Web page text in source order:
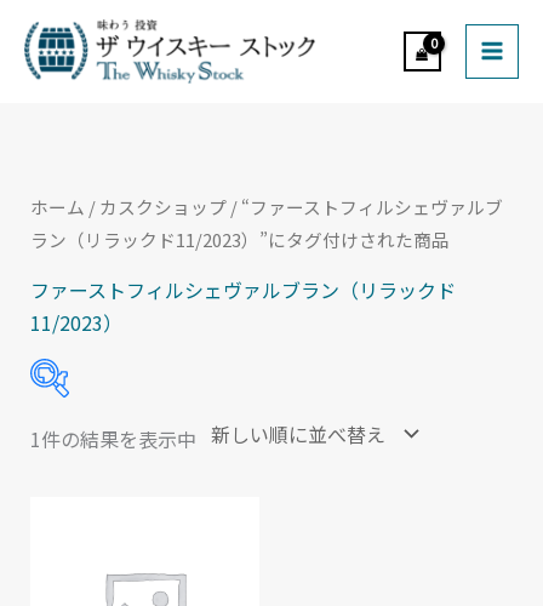
ホーム /カスクショップ/ “ファーストフィルシェヴァルブ
ラン（リラックド11/2023）”にタグ付けされた商品
ファーストフィルシェヴァルブラン（リラックド
11/2023）
Featured products
1件の結果を表示中